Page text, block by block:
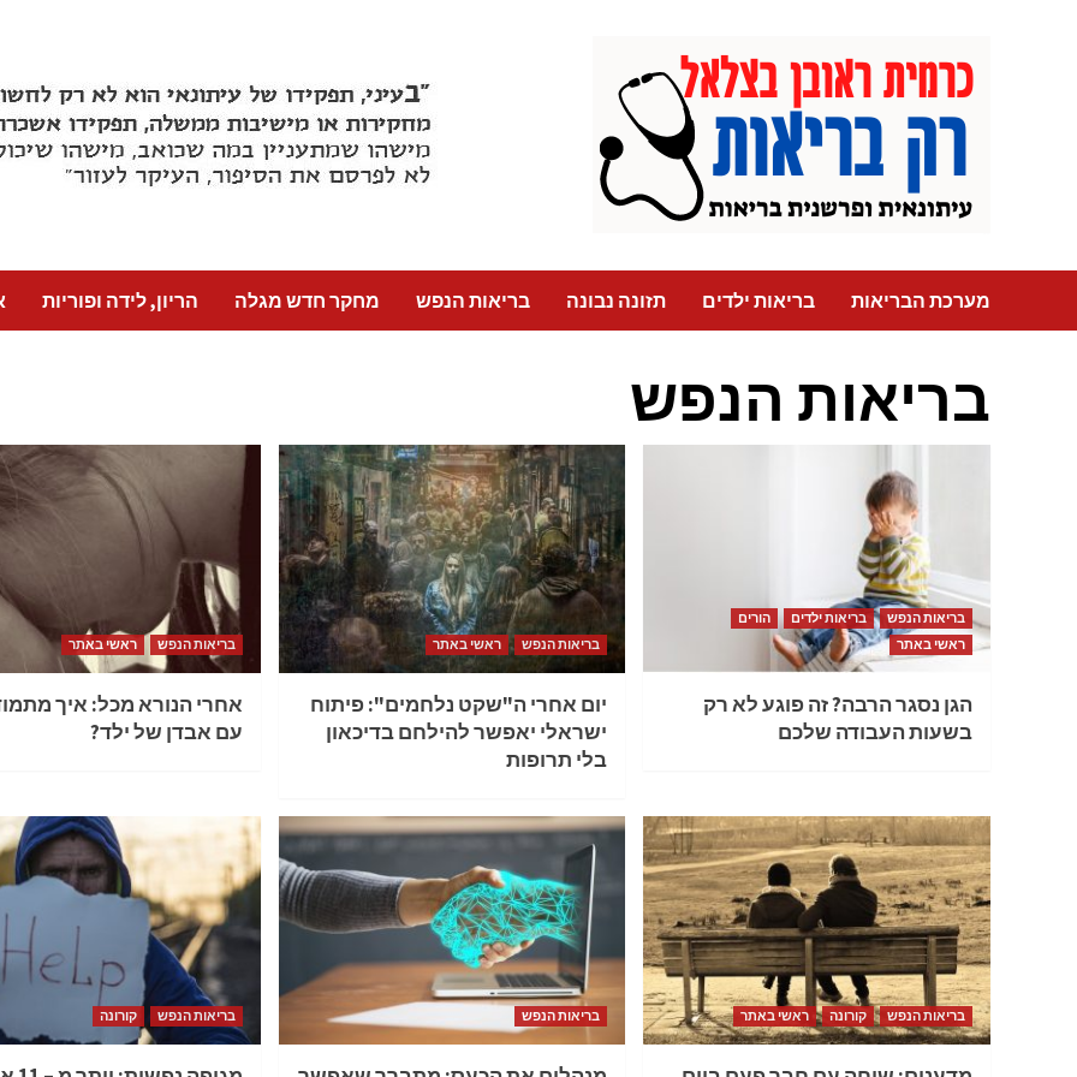
מערכת הבריאות בריאות ילדים תזונה נבונה בריאות הנפש מחקר חדש מגלה הריון, לידה ופוריות
בריאות הנפש
בריאות הנפש בריאות ילדים
הורים
ראשי באתר
הגן נסגר הרבה? זה פוגע לא רק
בשעות העבודה שלכם
בריאות הנפש ראשי באתר
יום אחרי ה"שקט נלחמים": פיתוח
ישראלי יאפשר להילחם בדיכאון
בלי תרופות
בריאות הנפש ראשי באתר
אחרי הנורא מכל: איך
עם אבדן של ילד?
בריאות הנפש קורונה ראשי באתר בריאות הנפש בריאות הנפש קורונה